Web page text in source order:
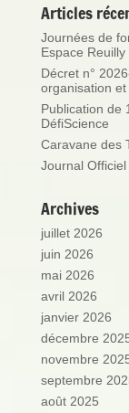
Articles
Journées de
Espace
Décret n°
organisation
Publication de
DéfiScience
Caravane des
Journal
Archives
juillet 2026
juin 2026
mai 2026
avril 2026
janvier 2026
décembre
novembre
septembre
août 2025